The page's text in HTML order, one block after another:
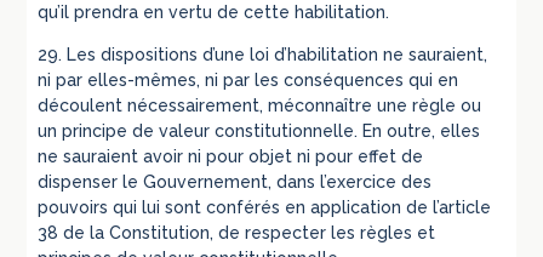
qu’il prendra en vertu de cette habilitation.
29. Les dispositions d’une loi d’habilitation ne sauraient,
ni par elles-mêmes, ni par les conséquences qui en
découlent nécessairement, méconnaître une règle ou
un principe de valeur constitutionnelle. En outre, elles
ne sauraient avoir ni pour objet ni pour effet de
dispenser le Gouvernement, dans l’exercice des
pouvoirs qui lui sont conférés en application de l’article
38 de la Constitution, de respecter les règles et